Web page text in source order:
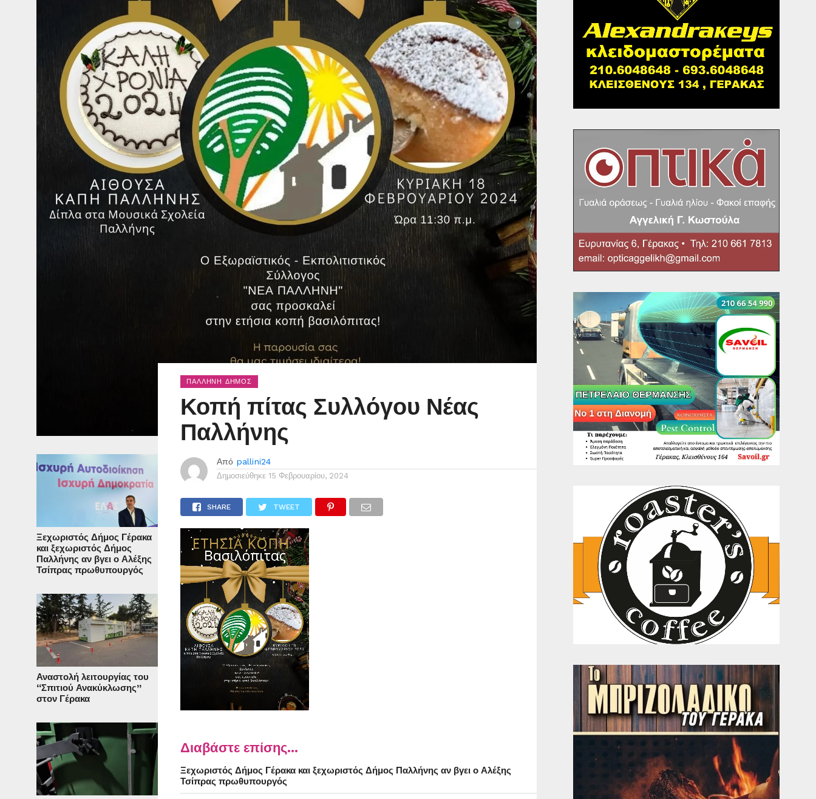
Ξεχωριστός Δήμος Γέρακα
και ξεχωριστός Δήμος
Παλλήνης αν βγει ο Αλέξης
Τσίπρας πρωθυπουργός
Αναστολή λειτουργίας του
“Σπιτιού Ανακύκλωσης”
στον Γέρακα
ΠΑΛΛΉΝΗ ΔΉΜΟΣ
Κοπή πίτας Συλλόγου Νέας
Παλλήνης
Από pallini24
Δημοσιεύθηκε 15 Φεβρουαρίου, 2024
SHARE TWEET
Διαβάστε επίσης...
Ξεχωριστός Δήμος Γέρακα και ξεχωριστός Δήμος Παλλήνης αν βγει ο Αλέξης
Τσίπρας πρωθυπουργός